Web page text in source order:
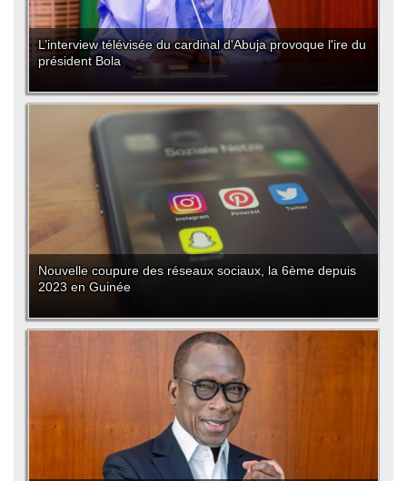
L’interview télévisée du cardinal d'Abuja provoque l'ire du
président Bola
Nouvelle coupure des réseaux sociaux, la 6ème depuis
2023 en Guinée